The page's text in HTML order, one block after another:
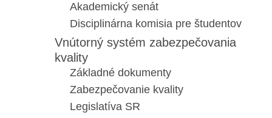
Akademický senát
Disciplinárna komisia pre študentov
Vnútorný systém zabezpečovania
kvality
Základné dokumenty
Zabezpečovanie kvality
Legislatíva SR